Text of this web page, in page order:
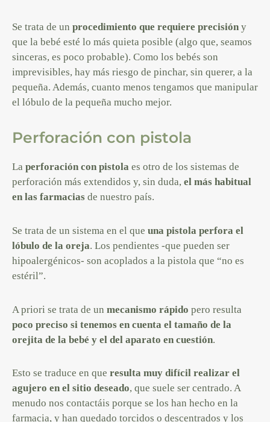
Se trata de un procedimiento que requiere precisión y
que la bebé esté lo más quieta posible (algo que, seamos
sinceras, es poco probable). Como los bebés son
imprevisibles, hay más riesgo de pinchar, sin querer, a la
pequeña. Además, cuanto menos tengamos que manipular
el lóbulo de la pequeña mucho mejor.
Perforación con pistola
La perforación con pistola es otro de los sistemas de
perforación más extendidos y, sin duda, el más habitual
en las farmacias de nuestro país.
Se trata de un sistema en el que una pistola perfora el
lóbulo de la oreja. Los pendientes -que pueden ser
hipoalergénicos- son acoplados a la pistola que “no es
estéril”.
A priori se trata de un mecanismo rápido pero resulta
poco preciso si tenemos en cuenta el tamaño de la
orejita de la bebé y el del aparato en cuestión.
Esto se traduce en que resulta muy difícil realizar el
agujero en el sitio deseado, que suele ser centrado. A
menudo nos contactáis porque se los han hecho en la
farmacia, y han quedado torcidos o descentrados y los